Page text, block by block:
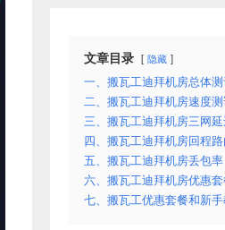
文章目录 隐藏
一、搬瓦工迪拜机房总体
二、搬瓦工迪拜机房速度
三、搬瓦工迪拜机房三网延
四、搬瓦工迪拜机房回程
五、搬瓦工迪拜机房丢包率
六、搬瓦工迪拜机房优惠套
七、搬瓦工优惠套餐和新